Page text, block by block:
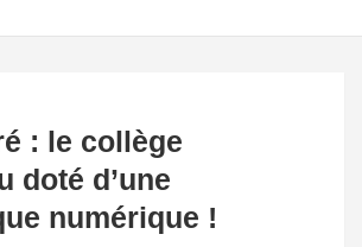
: le collège
doté d’une
numérique !